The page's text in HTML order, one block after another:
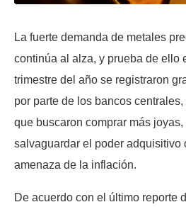
La fuerte demanda de metales
continúa al alza, y prueba de ello
trimestre del año se registraron
por parte de los bancos
que buscaron comprar más
salvaguardar el poder adquisitivo
amenaza de la inflación.
De acuerdo con el último reporte